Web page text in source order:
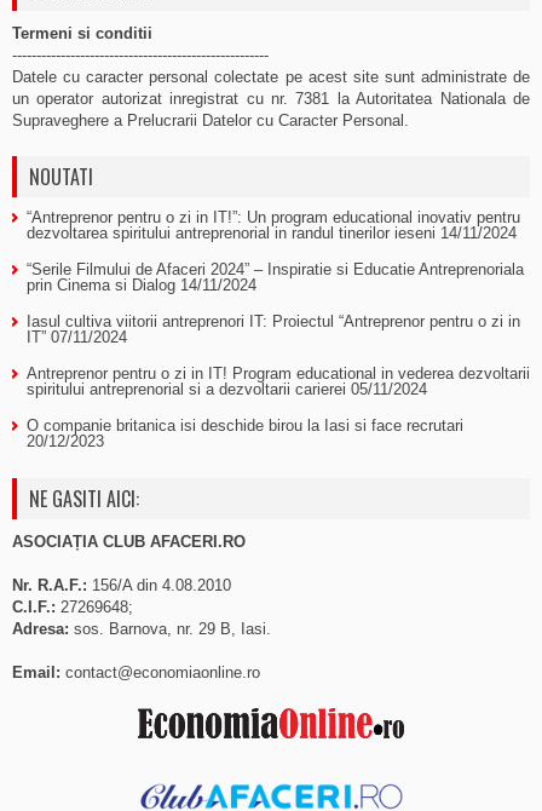
Termeni si conditii
-----------------------------------------------------
Datele cu caracter personal colectate pe acest site sunt administrate de
un operator autorizat inregistrat cu nr. 7381 la Autoritatea Nationala de
Supraveghere a Prelucrarii Datelor cu Caracter Personal.
NOUTATI
“Antreprenor pentru o zi in IT!”: Un program educational inovativ pentru
dezvoltarea spiritului antreprenorial in randul tinerilor ieseni 14/11/2024
“Serile Filmului de Afaceri 2024” – Inspiratie si Educatie Antreprenoriala
prin Cinema si Dialog 14/11/2024
Iasul cultiva viitorii antreprenori IT: Proiectul “Antreprenor pentru o zi in
IT” 07/11/2024
Antreprenor pentru o zi in IT! Program educational in vederea dezvoltarii
spiritului antreprenorial si a dezvoltarii carierei 05/11/2024
O companie britanica isi deschide birou la Iasi si face recrutari
20/12/2023
NE GASITI AICI:
ASOCIAȚIA CLUB AFACERI.RO
Nr. R.A.F.: 156/A din 4.08.2010
C.I.F.: 27269648;
Adresa: sos. Barnova, nr. 29 B, Iasi.
Email: contact@economiaonline.ro